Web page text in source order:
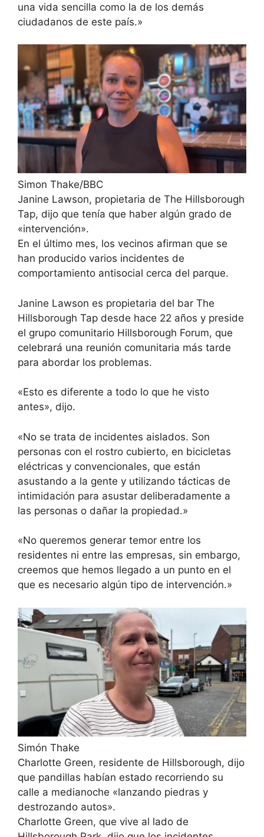
una vida sencilla como la de los demás
ciudadanos de este país.»
Simon Thake/BBC
Janine Lawson, propietaria de The Hillsborough
Tap, dijo que tenía que haber algún grado de
«intervención».
En el último mes, los vecinos afirman que se
han producido varios incidentes de
comportamiento antisocial cerca del parque.
Janine Lawson es propietaria del bar The
Hillsborough Tap desde hace 22 años y preside
el grupo comunitario Hillsborough Forum, que
celebrará una reunión comunitaria más tarde
para abordar los problemas.
«Esto es diferente a todo lo que he visto
antes», dijo.
«No se trata de incidentes aislados. Son
personas con el rostro cubierto, en bicicletas
eléctricas y convencionales, que están
asustando a la gente y utilizando tácticas de
intimidación para asustar deliberadamente a
las personas o dañar la propiedad.»
«No queremos generar temor entre los
residentes ni entre las empresas, sin embargo,
creemos que hemos llegado a un punto en el
que es necesario algún tipo de intervención.»
Simón Thake
Charlotte Green, residente de Hillsborough, dijo
que pandillas habían estado recorriendo su
calle a medianoche «lanzando piedras y
destrozando autos».
Charlotte Green, que vive al lado de